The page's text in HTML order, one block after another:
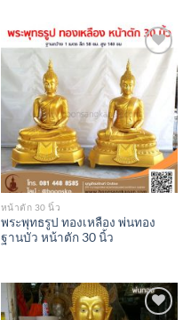
Add to
Wishlist
หน้าตัก 30 นิ้ว
พระพุทธรูป ทองเหลือง พ่นทอง
ฐานบัว หน้าตัก 30 นิ้ว